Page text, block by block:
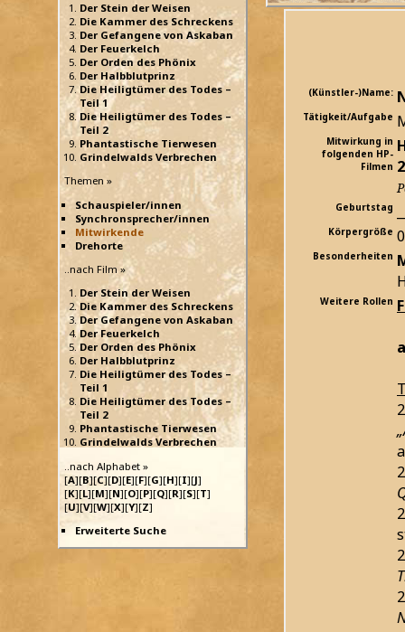
Der Stein der Weisen
Die Kammer des Schreckens
Der Gefangene von Askaban
Der Feuerkelch
Der Orden des Phönix
Der Halbblutprinz
Die Heiligtümer des Todes –
Teil 1
Die Heiligtümer des Todes –
Teil 2
Phantastische Tierwesen
Grindelwalds Verbrechen
Themen »
Schauspieler/innen
Synchronsprecher/innen
Mitwirkende
Drehorte
..nach Film »
Der Stein der Weisen
Die Kammer des Schreckens
Der Gefangene von Askaban
Der Feuerkelch
Der Orden des Phönix
Der Halbblutprinz
Die Heiligtümer des Todes –
Teil 1
Die Heiligtümer des Todes –
Teil 2
Phantastische Tierwesen
Grindelwalds Verbrechen
..nach Alphabet »
[A][B][C][D][E][F][G][H][I][J]
[K][L][M][N][O][P][Q][R][S][T]
[U][V][W][X][Y][Z]
Erweiterte Suche
(Künstler-)Name:
Tätigkeit/Aufgabe
Mitwirkung in
folgenden HP-
Filmen 2
Geburtstag
Körpergröße
Besonderheiten
Weitere Rollen